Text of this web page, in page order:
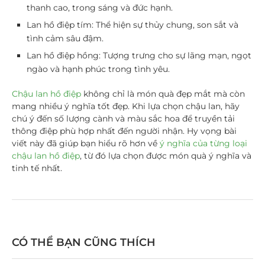
thanh cao, trong sáng và đức hạnh.
Lan hồ điệp tím: Thể hiện sự thủy chung, son sắt và
tình cảm sâu đậm.
Lan hồ điệp hồng: Tượng trưng cho sự lãng mạn, ngọt
ngào và hạnh phúc trong tình yêu.
Chậu lan hồ điệp không chỉ là món quà đẹp mắt mà còn
mang nhiều ý nghĩa tốt đẹp. Khi lựa chọn chậu lan, hãy
chú ý đến số lượng cành và màu sắc hoa để truyền tải
thông điệp phù hợp nhất đến người nhận. Hy vọng bài
viết này đã giúp bạn hiểu rõ hơn về ý nghĩa của từng loại
chậu lan hồ điệp, từ đó lựa chọn được món quà ý nghĩa và
tinh tế nhất.
CÓ THỂ BẠN CŨNG THÍCH